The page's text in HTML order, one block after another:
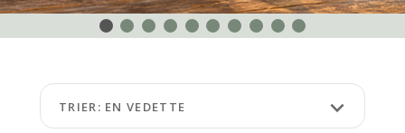
TRIER: EN VEDETTE keyboard_arrow_down
ÉVÉNEMENTS
PROPOS
FAQ